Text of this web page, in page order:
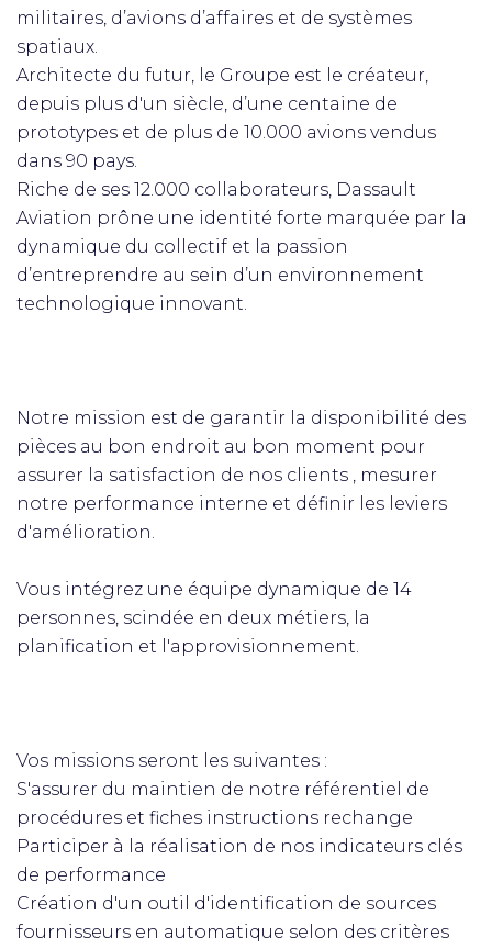
militaires, d’avions d’affaires et de systèmes
spatiaux.
Architecte du futur, le Groupe est le créateur,
depuis plus d'un siècle, d’une centaine de
prototypes et de plus de 10.000 avions vendus
dans 90 pays.
Riche de ses 12.000 collaborateurs, Dassault
Aviation prône une identité forte marquée par la
dynamique du collectif et la passion
d’entreprendre au sein d’un environnement
technologique innovant.
Notre mission est de garantir la disponibilité des
pièces au bon endroit au bon moment pour
assurer la satisfaction de nos clients , mesurer
notre performance interne et définir les leviers
d'amélioration.
Vous intégrez une équipe dynamique de 14
personnes, scindée en deux métiers, la
planification et l'approvisionnement.
Vos missions seront les suivantes :
S'assurer du maintien de notre référentiel de
procédures et fiches instructions rechange
Participer à la réalisation de nos indicateurs clés
de performance
Création d'un outil d'identification de sources
fournisseurs en automatique selon des critères